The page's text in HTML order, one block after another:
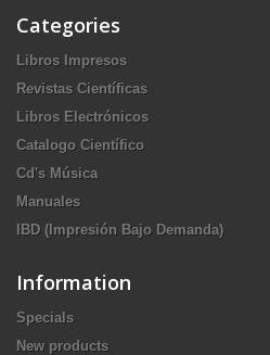
Categories
Libros Impresos
Revistas Científicas
Libros Electrónicos
Catalogo Científico
Cd's Música
Manuales
IBD (Impresión Bajo Demanda)
Information
Specials
New products